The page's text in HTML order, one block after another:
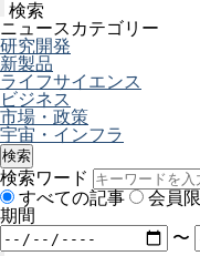
検索
ニュースカテゴリー
研究開発
新製品
ライフサイエンス
ビジネス
市場・政策
宇宙・インフラ
検索
検索ワード
すべての記事
会員
期間
〜